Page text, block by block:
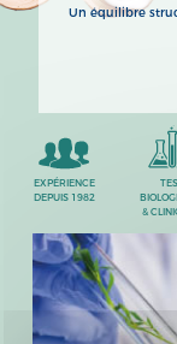
Un équilibre
EXPÉRIENCE
DEPUIS 1982
&